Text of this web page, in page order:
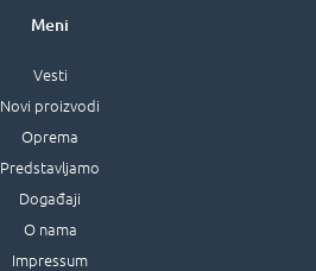
Meni
Vesti
Novi proizvodi
Oprema
Predstavljamo
Događaji
O nama
Impressum